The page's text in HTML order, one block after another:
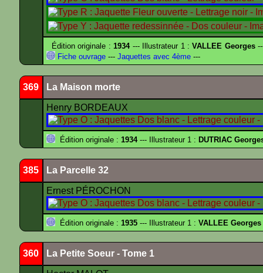
Édition originale :1934--- Illustrateur 1 :VALLEE Georges
Fiche ouvrage --- Jaquettes avec 4ème ---
369 La Maison morte
Henry BORDEAUX
Édition originale : 1934--- Illustrateur 1 : DUTRIAC
385 La Parcelle 32
Ernest PÉROCHON
Édition originale : 1935 --- Illustrateur 1 : VALLEE Georges
360 La Petite Soeur - Tome 1